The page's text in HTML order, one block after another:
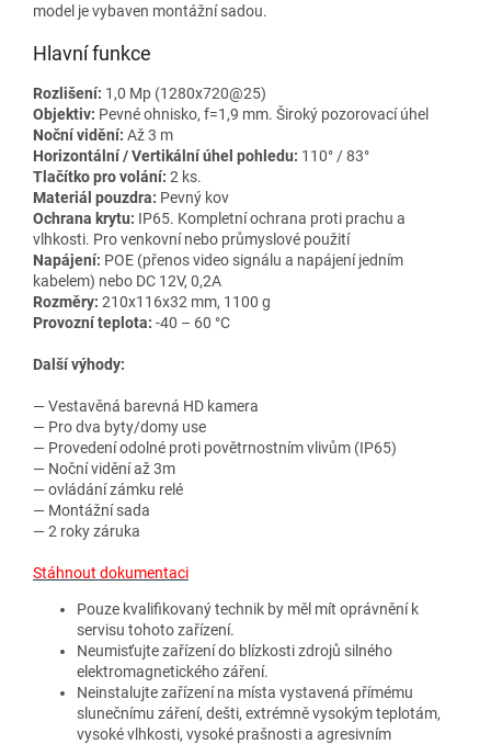
model je vybaven montážní sadou.
Hlavní funkce
Rozlišení: 1,0 Mp (1280x720@25)
Objektiv: Pevné ohnisko, f=1,9 mm. Široký pozorovací úhel
Noční vidění: Až 3 m
Horizontální / Vertikální úhel pohledu: 110° / 83°
Tlačítko pro volání: 2 ks.
Materiál pouzdra: Pevný kov
Ochrana krytu: IP65. Kompletní ochrana proti prachu a
vlhkosti. Pro venkovní nebo průmyslové použití
Napájení: POE (přenos video signálu a napájení jedním
kabelem) nebo DC 12V, 0,2A
Rozměry: 210x116x32 mm, 1100 g
Provozní teplota: -40 – 60 °C
Další výhody:
— Vestavěná barevná HD kamera
— Pro dva byty/domy use
— Provedení odolné proti povětrnostním vlivům (IP65)
— Noční vidění až 3m
— ovládání zámku relé
— Montážní sada
— 2 roky záruka
Stáhnout dokumentaci
Pouze kvalifikovaný technik by měl mít oprávnění k
servisu tohoto zařízení.
Neumisťujte zařízení do blízkosti zdrojů silného
elektromagnetického záření.
Neinstalujte zařízení na místa vystavená přímému
slunečnímu záření, dešti, extrémně vysokým teplotám,
vysoké vlhkosti, vysoké prašnosti a agresivním